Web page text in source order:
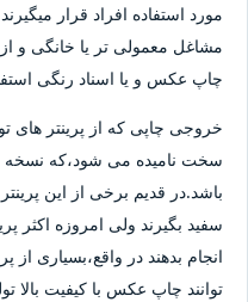
مورد استفاده افراد قرار
مشاغل معمولی تر یا خانگی و از
چاپ عکس و یا اسناد رنگی
خروجی چاپی که از پرینتر
سخت نامیده می شود،که نسخه
باشد.در قدیم برخی از این
سفید بگیرند ولی امروزه اکثر
انجام بدهند در واقع،بسیاری
توانند چاپ عکس با کیفیت بالا